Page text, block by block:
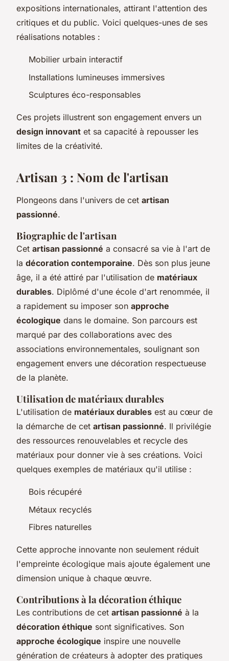
expositions internationales, attirant l'attention des
critiques et du public. Voici quelques-unes de ses
réalisations notables :
Mobilier urbain interactif
Installations lumineuses immersives
Sculptures éco-responsables
Ces projets illustrent son engagement envers un
design innovant et sa capacité à repousser les
limites de la créativité.
Artisan 3 : Nom de l'artisan
Plongeons dans l'univers de cet artisan
passionné.
Biographie de l'artisan
Cet artisan passionné a consacré sa vie à l'art de
la décoration contemporaine. Dès son plus jeune
âge, il a été attiré par l'utilisation de matériaux
durables. Diplômé d'une école d'art renommée, il
a rapidement su imposer son approche
écologique dans le domaine. Son parcours est
marqué par des collaborations avec des
associations environnementales, soulignant son
engagement envers une décoration respectueuse
de la planète.
Utilisation de matériaux durables
L'utilisation de matériaux durables est au cœur de
la démarche de cet artisan passionné. Il privilégie
des ressources renouvelables et recycle des
matériaux pour donner vie à ses créations. Voici
quelques exemples de matériaux qu'il utilise :
Bois récupéré
Métaux recyclés
Fibres naturelles
Cette approche innovante non seulement réduit
l'empreinte écologique mais ajoute également une
dimension unique à chaque œuvre.
Contributions à la décoration éthique
Les contributions de cet artisan passionné à la
décoration éthique sont significatives. Son
approche écologique inspire une nouvelle
génération de créateurs à adopter des pratiques